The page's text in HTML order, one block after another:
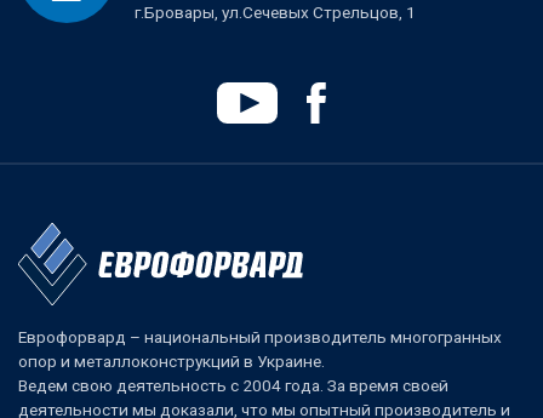
г.Бровары, ул.Сечевых Стрельцов, 1
Еврофорвард – национальный производитель многогранных
опор и металлоконструкций в Украине.
Ведем свою деятельность с 2004 года. За время своей
деятельности мы доказали, что мы опытный производитель и